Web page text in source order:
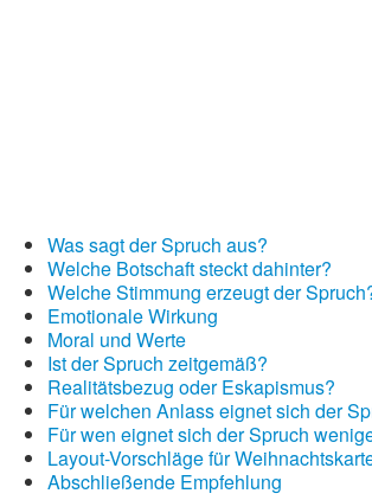
Was sagt der Spruch aus?
Welche Botschaft steckt dahinter?
Welche Stimmung erzeugt der
Emotionale Wirkung
Moral und Werte
Ist der Spruch zeitgemäß?
Realitätsbezug oder Eskapismus?
Für welchen Anlass eignet sich der
Für wen eignet sich der Spruch
Layout-Vorschläge für
Abschließende Empfehlung